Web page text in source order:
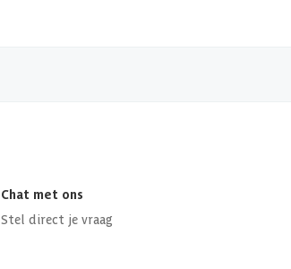
Chat met ons
Stel direct je vraag